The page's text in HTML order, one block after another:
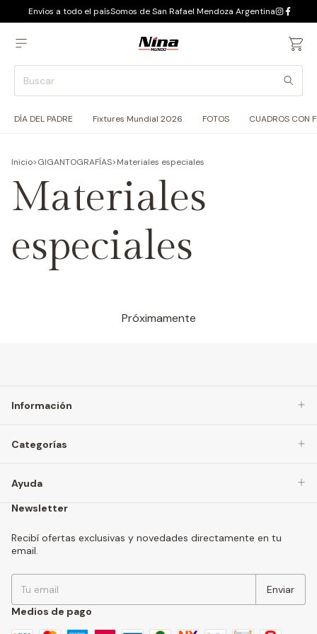
Envíos a todo el paísSomos de San Rafael Mendoza Argentina
DÍA DEL PADRE Fixtures Mundial 2026 FOTOS CUADROS CON
Inicio>GIGANTOGRAFÍAS>Materiales especiales
Materiales
especiales
Próximamente
Información
Categorías
Ayuda
Newsletter
Recibí ofertas exclusivas y novedades directamente en tu
email.
Medios de pago